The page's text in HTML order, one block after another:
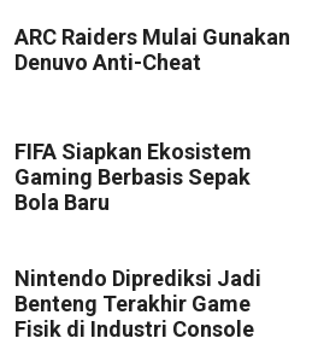
ARC Raiders Mulai Gunakan
Denuvo Anti-Cheat
FIFA Siapkan Ekosistem
Gaming Berbasis Sepak
Bola Baru
Nintendo Diprediksi Jadi
Benteng Terakhir Game
Fisik di Industri Console